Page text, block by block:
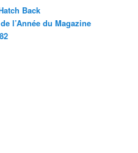
Back
l’Année du Magazine